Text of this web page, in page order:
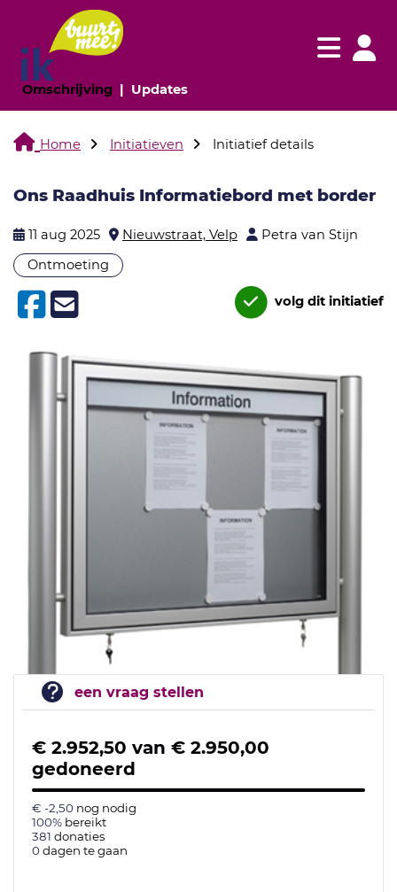
Omschrijving(huidige pagina)
Updates(huidige pagina)
Navigatie
Home Initiatieven Initiatief details
Ons Raadhuis Informatiebord met border
11 aug 2025 Nieuwstraat, Velp
Petra van Stijn
Ontmoeting
volg dit initiatief
een vraag stellen
€ 2.952,50 van € 2.950,00
gedoneerd
€ -2,50 nog nodig
100% bereikt
381 donaties
0dagen te gaan